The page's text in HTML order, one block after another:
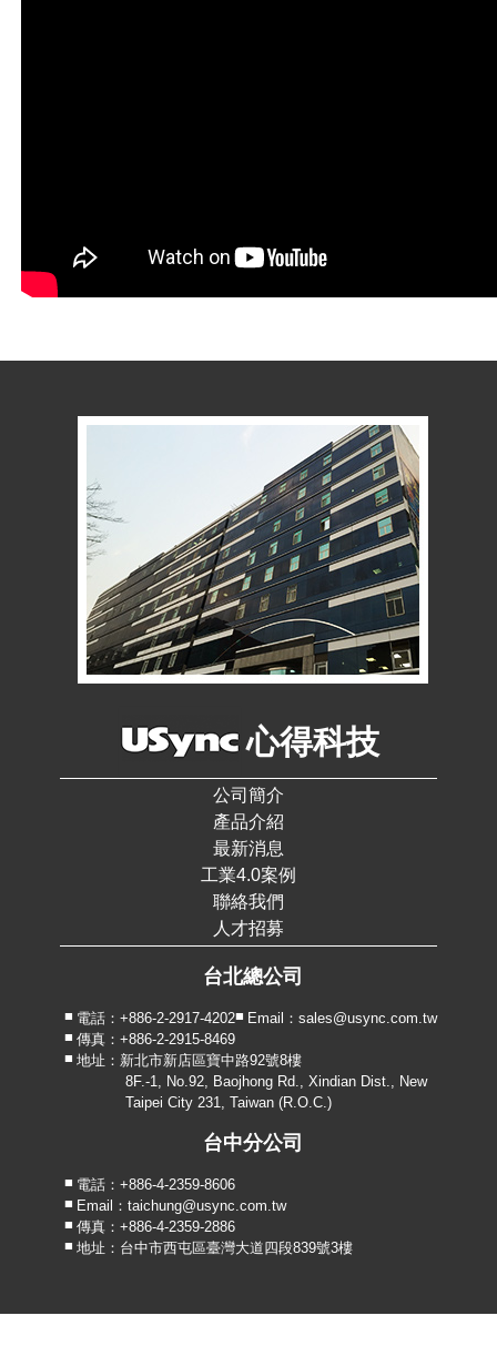
心得科技
公司簡介
產品介紹
最新消息
工業4.0案例
聯絡我們
人才招募
台北總公司
電話：+886-2-2917-4202
Email：sales@usync.com.tw
傳真：+886-2-2915-8469
地址：新北市新店區寶中路92號8樓
8F.-1, No.92, Baojhong Rd., Xindian Dist., New
Taipei City 231, Taiwan (R.O.C.)
台中分公司
電話：+886-4-2359-8606
Email：taichung@usync.com.tw
傳真：+886-4-2359-2886
地址：台中市西屯區臺灣大道四段839號3樓